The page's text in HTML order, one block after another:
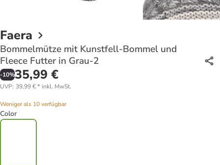
Faera
Bommelmütze mit Kunstfell-Bommel und
Fleece Futter in Grau-2
-10%35,99 €
UVP: 39,99 €* inkl. MwSt.
Weniger als 10 verfügbar
Color